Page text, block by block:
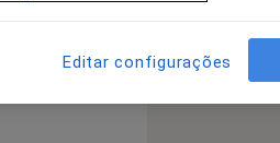
Editar configurações